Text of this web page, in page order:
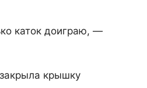
каток доиграю, —
крышку